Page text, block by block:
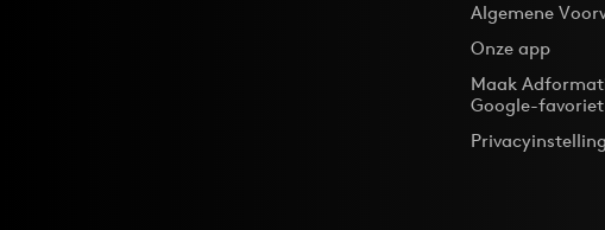
Algemene
Onze app
Maak
Google-favoriet